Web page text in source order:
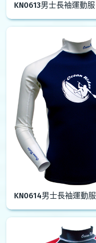
KN0613男士長袖運動服
KN0614男士長袖運動服